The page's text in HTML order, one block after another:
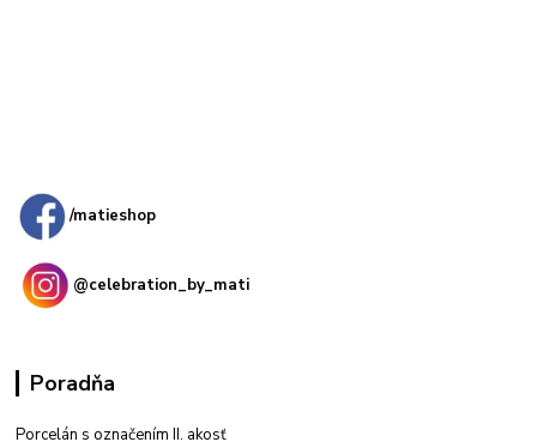
/matieshop
@celebration_by_mati
Poradňa
Porcelán s označením II. akosť